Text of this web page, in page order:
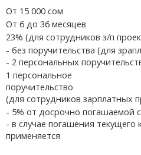
От 15 000 сом
От 6 до 36 месяцев
23% (для сотрудников з/п
- без поручительства (для
- 2 персональных
1 персональное
поручительство
(для сотрудников зарплатных
- 5% от досрочно погашаемой
- в случае погашения
применяется